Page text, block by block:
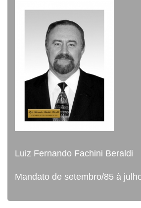
Luiz Fernando Fachini Beraldi
Mandato de setembro/85 à